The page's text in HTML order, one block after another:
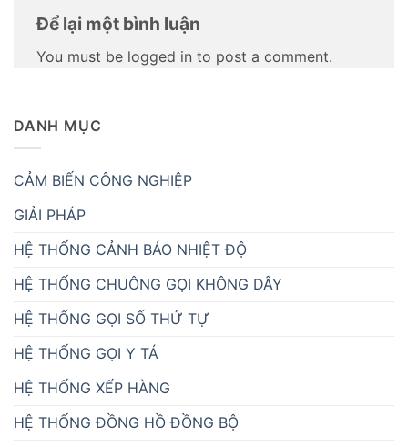
Để lại một bình luận
You must be logged in to post a comment.
DANH MỤC
CẢM BIẾN CÔNG NGHIỆP
GIẢI PHÁP
HỆ THỐNG CẢNH BÁO NHIỆT ĐỘ
HỆ THỐNG CHUÔNG GỌI KHÔNG DÂY
HỆ THỐNG GỌI SỐ THỨ TỰ
HỆ THỐNG GỌI Y TÁ
HỆ THỐNG XẾP HÀNG
HỆ THỐNG ĐỒNG HỒ ĐỒNG BỘ